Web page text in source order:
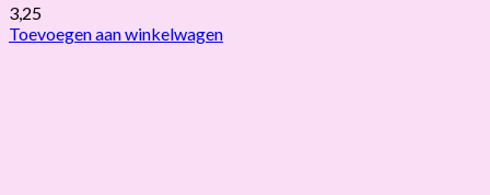
3,25
Toevoegen aan winkelwagen